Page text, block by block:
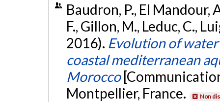
Baudron, P., El Mandour,
F., Gillon, M., Leduc, C.,
2016). Evolution of
coastal mediterranean
Morocco
Montpellier, France.
Non